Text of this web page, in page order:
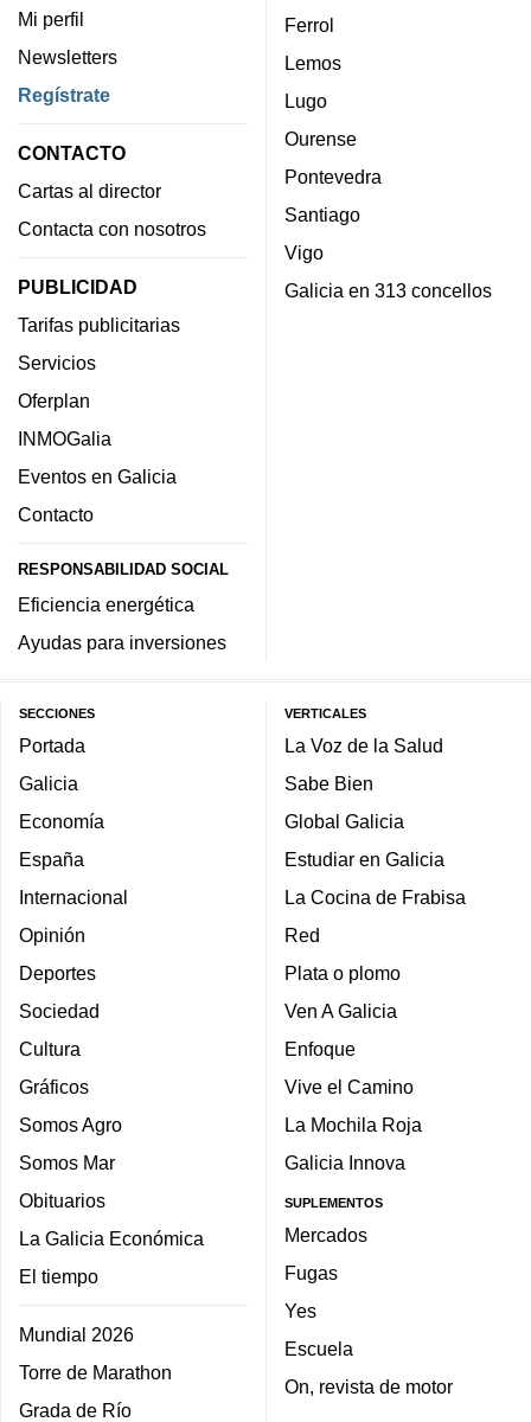
Mi perfil
Newsletters
Regístrate
CONTACTO
Cartas al director
Contacta con nosotros
PUBLICIDAD
Tarifas publicitarias
Servicios
Oferplan
INMOGalia
Eventos en Galicia
Contacto
RESPONSABILIDAD SOCIAL
Eficiencia energética
Ayudas para inversiones
Ferrol
Lemos
Lugo
Ourense
Pontevedra
Santiago
Vigo
Galicia en 313 concellos
SECCIONES
Portada
Galicia
Economía
España
Internacional
Opinión
Deportes
Sociedad
Cultura
Gráficos
Somos Agro
Somos Mar
Obituarios
La Galicia Económica
El tiempo
Mundial 2026
Torre de Marathon
Grada de Río
VERTICALES
La Voz de la Salud
Sabe Bien
Global Galicia
Estudiar en Galicia
La Cocina de Frabisa
Red
Plata o plomo
Ven A Galicia
Enfoque
Vive el Camino
La Mochila Roja
Galicia Innova
SUPLEMENTOS
Mercados
Fugas
Yes
Escuela
On, revista de motor